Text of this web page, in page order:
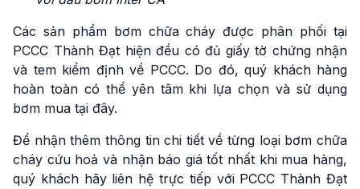
Các sản phẩm bơm chữa cháy được phân phối tại
PCCC Thành Đạt hiện đều có đủ giấy tờ chứng nhận
và tem kiểm định về PCCC. Do đó, quý khách hàng
hoàn toàn có thể yên tâm khi lựa chọn và sử dụng
bơm mua tại đây.
Để nhận thêm thông tin chi tiết về từng loại bơm chữa
cháy cứu hoả và nhận báo giá tốt nhất khi mua hàng,
quý khách hãy liên hệ trực tiếp với PCCC Thành Đạt